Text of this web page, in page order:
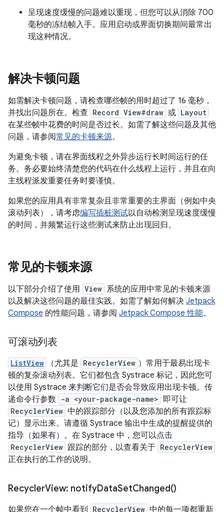
呈现速度缓慢的问题难以重现，但您可以从消除 700
毫秒的冻结帧入手。应用启动或界面切换期间最常出
现这种情况。
解决卡顿问题
如需解决卡顿问题，请检查哪些帧的用时超过了 16 毫秒，
并找出问题所在。检查 Record View#draw 或 Layout
在某些帧中花费的时间是否过长。如需了解这些问题及其他
问题，请参阅常见的卡顿来源。
为避免卡顿，请在界面线程之外异步运行长时间运行的任
务。务必要始终清楚您的代码在什么线程上运行，并且在向
主线程派发重要任务时要谨慎。
如果您的应用具有非常复杂且非常重要的主界面（例如中央
滚动列表），请考虑编写插桩测试以自动检测呈现速度缓慢
的时间，并频繁运行这些测试来防止出现回归。
常见的卡顿来源
以下部分介绍了使用 View 系统的应用中常见的卡顿来源
以及解决这些问题的最佳实践。如需了解如何解决 Jetpack
Compose 的性能问题，请参阅 Jetpack Compose 性能。
可滚动列表
ListView （尤其是 RecyclerView ）常用于最易出现卡
顿的复杂滚动列表。它们都包含 Systrace 标记，因此您可
以使用 Systrace 来判断它们是否会导致应用出现卡顿。传
递命令行参数
-a <your-package-name> 即可让
RecyclerView 中的跟踪部分（以及您添加的所有跟踪标
记）显示出来。请遵循 Systrace 输出中生成的提醒提供的
指导（如果有）。在 Systrace 中，您可以点击
RecyclerView 跟踪的部分，以查看关于 RecyclerView
正在执行的工作的说明。
RecyclerView: notifyDataSetChanged()
如果您在一个帧中看到 RecyclerView 中的每一项都重新